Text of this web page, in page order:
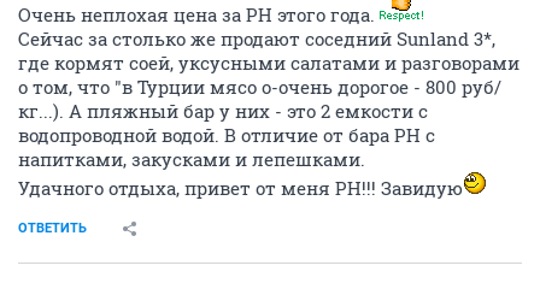
Очень неплохая цена за РН этого года.
Сейчас за столько же продают соседний Sunland 3*,
где кормят соей, уксусными салатами и разговорами
о том, что "в Турции мясо о-очень дорогое - 800 руб/
кг...). А пляжный бар у них - это 2 емкости с
водопроводной водой. В отличие от бара РН с
напитками, закусками и лепешками.
Удачного отдыха, привет от меня PH!!! Завидую
ОТВЕТИТЬ